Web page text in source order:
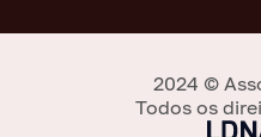
2024 ©
Todos os